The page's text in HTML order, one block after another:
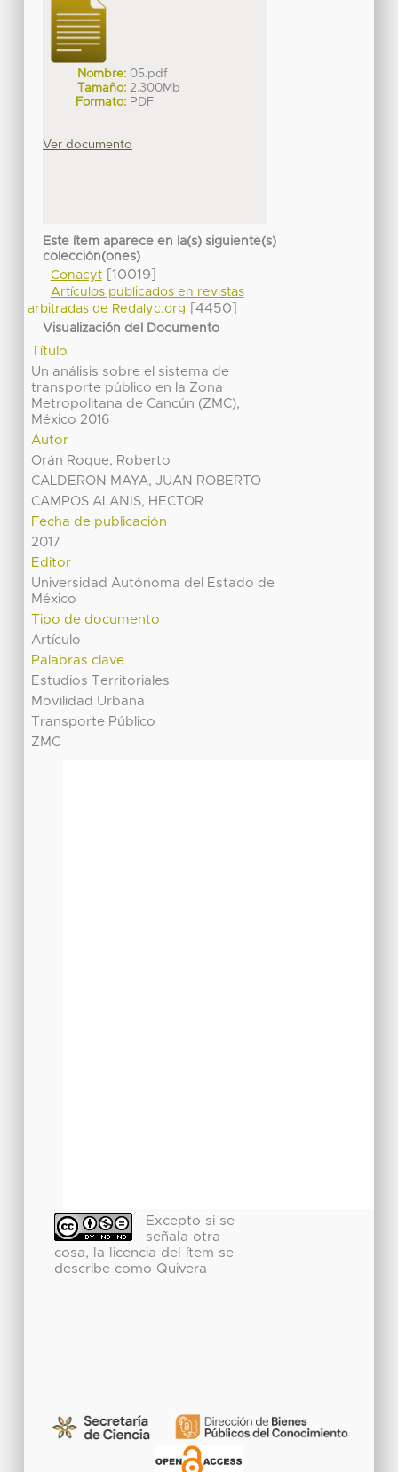
Nombre: 05.pdf
Tamaño: 2.300Mb
Formato: PDF
Ver documento
Este ítem aparece en la(s) siguiente(s)
colección(ones)
Conacyt[10019]
Artículos publicados en revistas
arbitradas de Redalyc.org
[4450]
Visualización del Documento
Título
Un análisis sobre el sistema de
transporte público en la Zona
Metropolitana de Cancún (ZMC),
México 2016
Autor
Orán Roque, Roberto
CALDERON MAYA, JUAN ROBERTO
CAMPOS ALANIS, HECTOR
Fecha de publicación
2017
Editor
Universidad Autónoma del Estado de
México
Tipo de documento
Artículo
Palabras clave
Estudios Territoriales
Movilidad Urbana
Transporte Público
ZMC
Excepto si se
señala otra
cosa, la licencia del ítem se
describe como Quivera